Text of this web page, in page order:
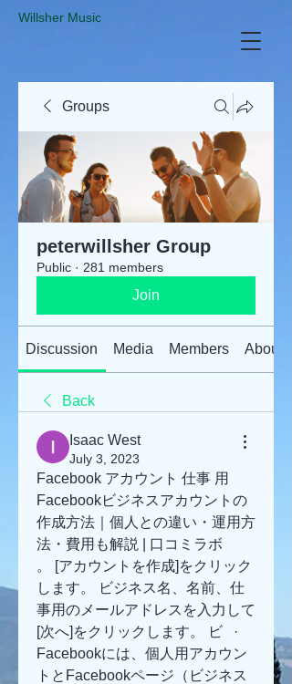
​Willsher Music
Groups
peterwillsher Group
Public · 281 members
Join
Discussion Media Members About
Back
Isaac West
July 3, 2023
Facebook アカウント 仕事 用
Facebookビジネスアカウントの
作成方法｜個人との違い・運用方
法・費用も解説 | 口コミラボ
。 [アカウントを作成]をクリック
します。 ビジネス名、名前、仕
事用のメールアドレスを入力して
[次へ]をクリックします。 ビ   ·
Facebookには、個人用アカウン
トとFacebookページ（ビジネス